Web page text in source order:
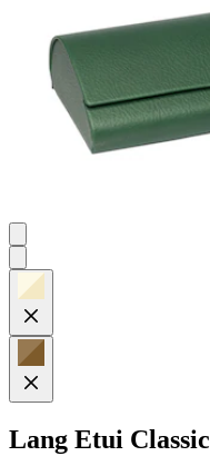
Lang Etui Classic